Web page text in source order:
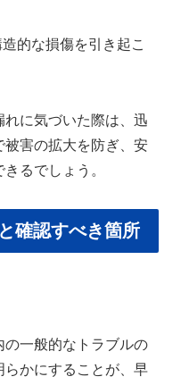
的な損傷を引き起こ
に気づいた際は、迅
害の拡大を防ぎ、安
るでしょう。
確認すべき箇所
一般的なトラブルの
かにすることが、早